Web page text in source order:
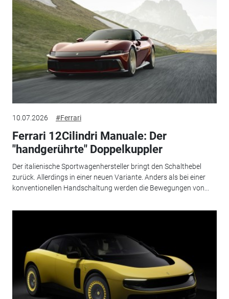
10.07.2026 #Ferrari
Ferrari 12Cilindri Manuale: Der
"handgerührte" Doppelkuppler
Der italienische Sportwagenhersteller bringt den Schalthebel
zurück. Allerdings in einer neuen Variante. Anders als bei einer
konventionellen Handschaltung werden die Bewegungen von...